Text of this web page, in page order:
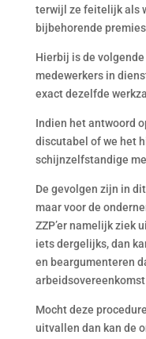
terwijl ze feitelijk als
bijbehorende
Hierbij is de
medewerkers in
exact dezelfde
Indien het antwoord
discutabel of we het
schijnzelfstandige
De gevolgen zijn in
maar voor de
ZZP’er namelijk ziek
iets dergelijks, dan
en beargumenteren
Mocht deze
uitvallen dan kan de